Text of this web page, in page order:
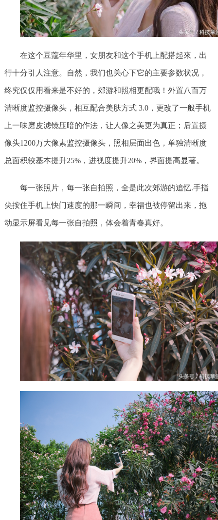
在这个豆蔻年华里，女朋友和这个手机上配搭起來，出
行十分引人注意。自然，我们也关心下它的主要参数状况，
终究仅仅用看来是不好的，郊游和照相更配哦！外置八百万
清晰度监控摄像头，相互配合美肤方式 3.0，更改了一般手机
上一味磨皮滤镜压暗的作法，让人像之美更为真正；后置摄
像头1200万大像素监控摄像头，照相层面出色，单独清晰度
总面积较基本提升25%，进视度提升20%，界面提高显著。
每一张照片，每一张自拍照，全是此次郊游的追忆.手指
尖按住手机上快门速度的那一瞬间，幸福也被停留出来，拖
动显示屏看见每一张自拍照，体会着青春真好。